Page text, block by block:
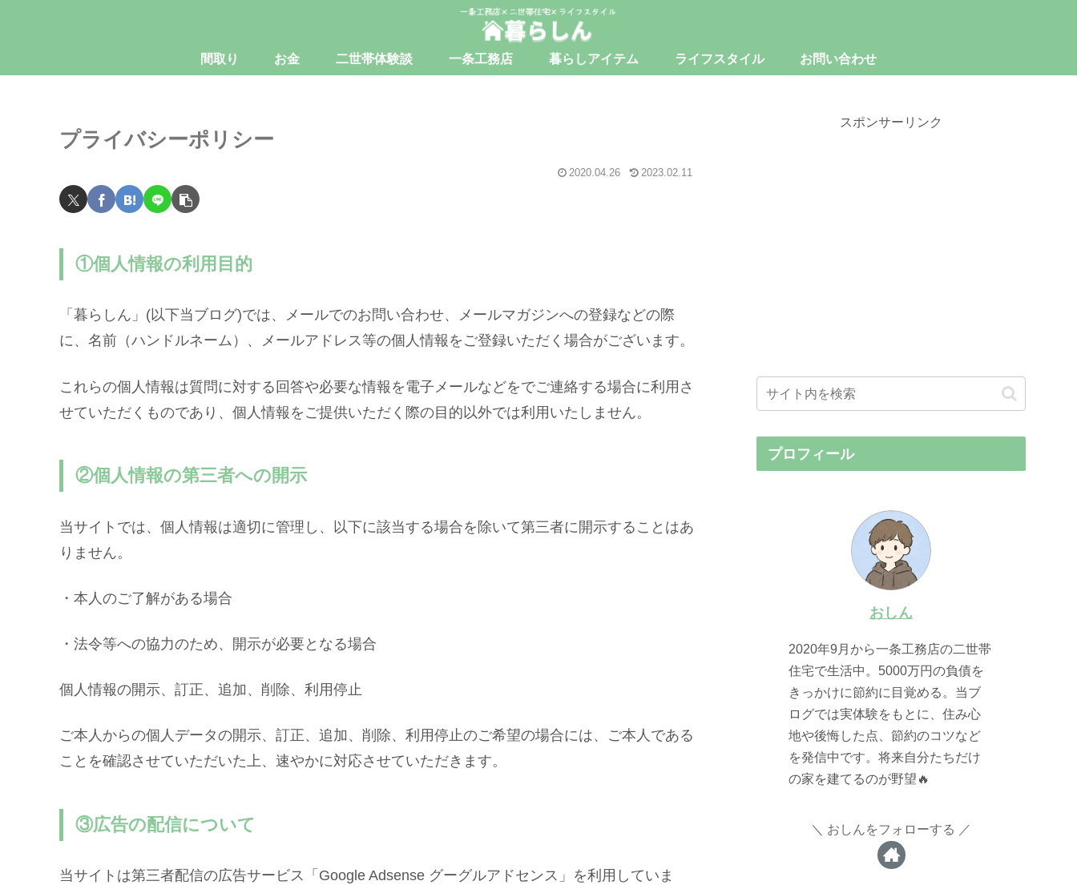
間取り お金 二世帯体験談 一条工務店 暮らしアイテム ライフスタイル お問い合わせ
プライバシーポリシー
2020.04.26 2023.02.11
①個人情報の利用目的
「暮らしん」(以下当ブログ)では、メールでのお問い合わせ、メールマガジンへの登録などの際
に、名前（ハンドルネーム）、メールアドレス等の個人情報をご登録いただく場合がございます。
これらの個人情報は質問に対する回答や必要な情報を電子メールなどをでご連絡する場合に利用さ
せていただくものであり、個人情報をご提供いただく際の目的以外では利用いたしません。
②個人情報の第三者への開示
当サイトでは、個人情報は適切に管理し、以下に該当する場合を除いて第三者に開示することはあ
りません。
・本人のご了解がある場合
・法令等への協力のため、開示が必要となる場合
個人情報の開示、訂正、追加、削除、利用停止
ご本人からの個人データの開示、訂正、追加、削除、利用停止のご希望の場合には、ご本人である
ことを確認させていただいた上、速やかに対応させていただきます。
③広告の配信について
当サイトは第三者配信の広告サービス「Google Adsense グーグルアドセンス」を利用していま
スポンサーリンク
プロフィール
おしん
2020年9月から一条工務店の二世帯
住宅で生活中。5000万円の負債を
きっかけに節約に目覚める。当ブ
ログでは実体験をもとに、住み心
地や後悔した点、節約のコツなど
を発信中です。将来自分たちだけ
の家を建てるのが野望🔥
おしんをフォローする